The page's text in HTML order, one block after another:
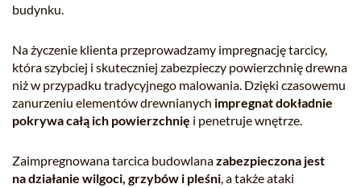
budynku.
Na życzenie klienta przeprowadzamy impregnację tarcicy,
która szybciej i skuteczniej zabezpieczy powierzchnię drewna
niż w przypadku tradycyjnego malowania. Dzięki czasowemu
zanurzeniu elementów drewnianych impregnat dokładnie
pokrywa całą ich powierzchnię i penetruje wnętrze.
Zaimpregnowana tarcica budowlanazabezpieczona jest
na działanie wilgoci, grzybów i pleśni, a także ataki